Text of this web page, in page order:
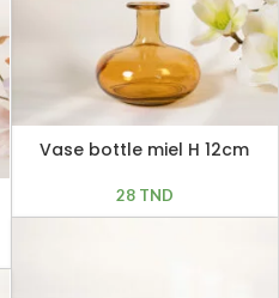
Vase bottle miel H 12cm
28 TND